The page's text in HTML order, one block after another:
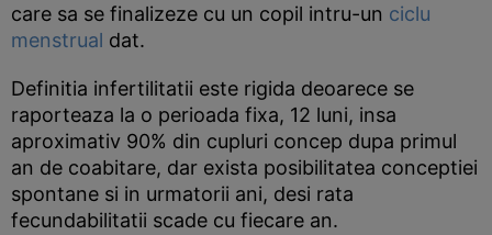
care sa se finalizeze cu un copil intru-un ciclu
menstrual dat.
Definitia infertilitatii este rigida deoarece se
raporteaza la o perioada fixa, 12 luni, insa
aproximativ 90% din cupluri concep dupa primul
an de coabitare, dar exista posibilitatea conceptiei
spontane si in urmatorii ani, desi rata
fecundabilitatii scade cu fiecare an.